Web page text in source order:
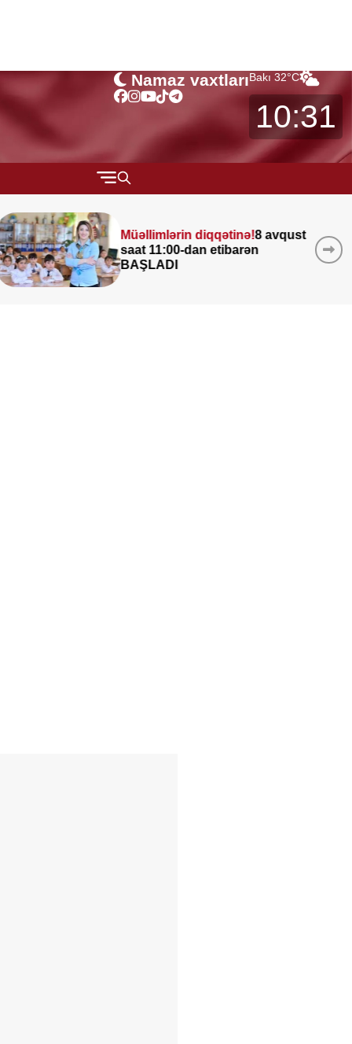
Namaz vaxtlarıBakı 32°C
10:31
MÜSAHİBƏ
MARAQLI
Leysan olacaq, şimşək
çaxacaq, dolu düşəcək —
ƏHALİYƏ XƏBƏRDARLIQ